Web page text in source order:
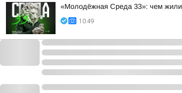
«Молодёжная Среда 33»: чем жили
10:49